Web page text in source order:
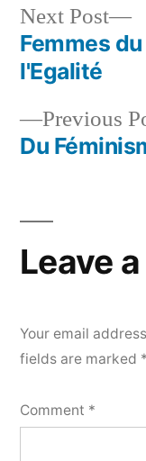
Post
Previous
Du
Next Post
Femmes
l'Egalité
Leave
Your email
fields are marked *
Comment *